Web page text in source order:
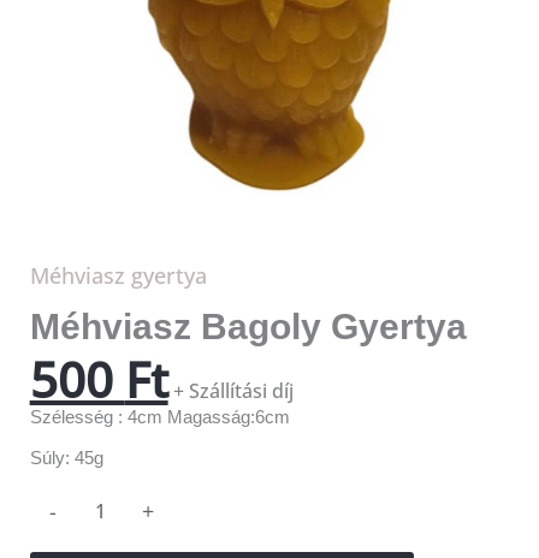
Méhviasz gyertya
Méhviasz Bagoly Gyertya
500 Ft+ Szállítási díj
Szélesség : 4cm Magasság:6cm
Súly: 45g
- +